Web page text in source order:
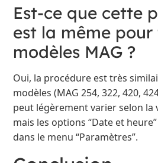
Est-ce que cette
est la même pour
modèles MAG ?
Oui, la procédure est très
modèles (MAG 254, 322, 420,
peut légèrement varier selon la
mais les options “Date et
dans le menu “Paramètres”.